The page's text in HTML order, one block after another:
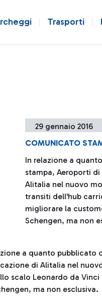
Trasporti
29 gennaio 2016
COMUNICATO
In relazione a
stampa, Aeroporti
Alitalia nel nuovo
transiti dell'hub
migliorare la
Schengen, ma non
a quanto
di Alitalia nel
scalo Leonardo da
ma non esclusiva.